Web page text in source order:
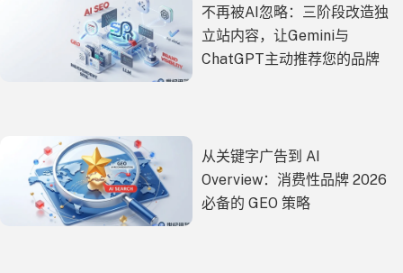
不再被AI忽略：三阶段改造独
立站内容，让Gemini与
ChatGPT主动推荐您的品牌
从关键字广告到 AI
Overview：消费性品牌 2026
必备的 GEO 策略